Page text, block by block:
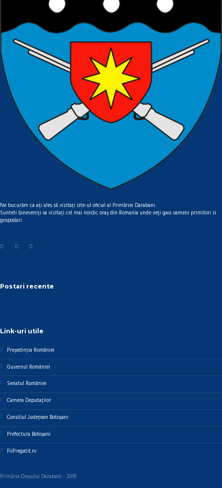
Ne bucurăm ca ați ales să vizitați site-ul oficial al Primăriei Darabani.
Sunteti bineveniți sa vizitați cel mai nordic oraș din Romania unde veți gasi oameni primitori si
gospodari.
Postari recente
Link-uri utile
Preşedinţia României
Guvernul României
Senatul României
Camera Deputaților
Consiliul Județean Botoșani
Prefectura Botoșani
FiiPregatit.ro
Primăria Orașului Darabani - 2019